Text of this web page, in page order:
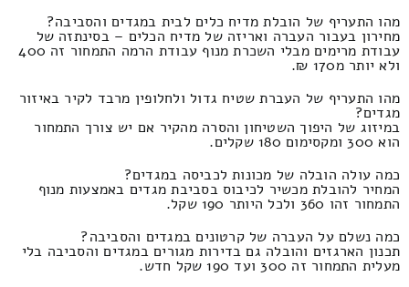
מהו התעריף של הובלת מדיח כלים לבית במגדים והסביבה?
מחירון בעבור העברה ואריזה של מדיח הכלים – בסינתזה של
עבודת מרימים מבלי השכרת מנוף עבודת הרמה התמחור זה 400
ולא יותר מ170 ₪.
מהו התעריף של העברת שטיח גדול ולחלופין מרבד לקיר באיזור
מגדים?
במיזוג של היפוך השטיחון והסרה מהקיר אם יש צורך התמחור
הוא 300 ומקסימום 180 שקלים.
כמה עולה הובלה של מכונות לכביסה במגדים?
המחיר להובלת מכשיר לכיבוס בסביבת מגדים באמצעות מנוף
התמחור זהו 360 ולכל היותר 190 שקל.
כמה נשלם על העברה של קרטונים במגדים והסביבה?
תכנון הארגזים והובלה גם בדירות מגורים במגדים והסביבה בלי
מעלית התמחור זה 300 ועד 190 שקל חדש.